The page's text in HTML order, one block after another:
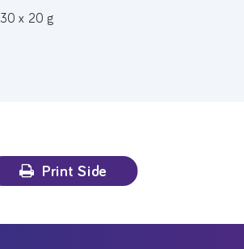
30 x 20 g
Print Side